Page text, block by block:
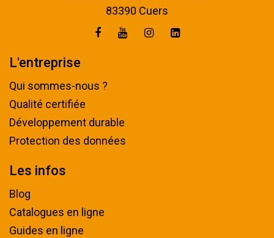
83390 Cuers
L'entreprise
Qui sommes-nous ?
Qualité certifiée
Développement durable
Protection des données
Les infos
Blog
Catalogues en ligne
Guides en ligne